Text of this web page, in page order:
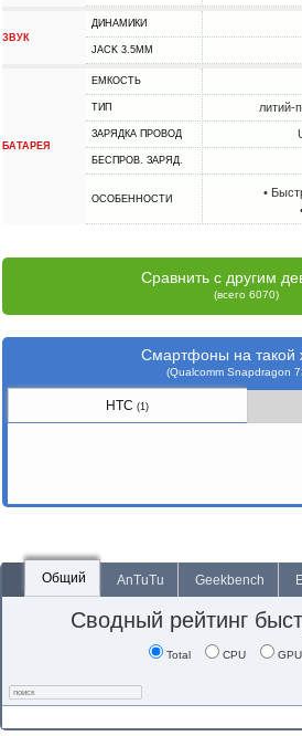
ЗВУК
ДИНАМИКИ
JACK 3.5MM
БАТАРЕЯ
ЕМКОСТЬ
ТИП литий-
ЗАРЯДКА ПРОВОД
БЕСПРОВ. ЗАРЯД.
ОСОБЕННОСТИ
•
Сравнить с другим
(всего 6070)
Смартфоны на такой
(Qualcomm Snapdragon
HTC(1)
Общий AnTuTu Geekbench
Сводный рейтинг
Total CPU GPU